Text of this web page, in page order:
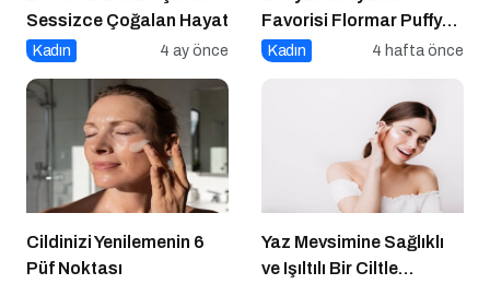
Sessizce Çoğalan Hayat
Kadın 4 ay önce
Favorisi Flormar Puffy
Liquid Blush Serisine
Kadın 4 hafta önce
Cildinizi Yenilemenin 6
Püf Noktası
Yaz Mevsimine Sağlıklı
ve Işıltılı Bir Ciltle